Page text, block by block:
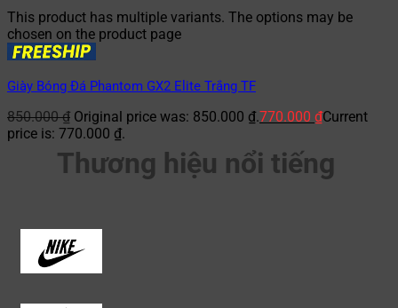
This product has multiple variants. The options may be
chosen on the product page
Giày Bóng Đá Phantom GX2 Elite Trắng TF
850.000₫ Original price was: 850.000 ₫.770.000 ₫Current
price is: 770.000 ₫.
Thương hiệu nổi tiếng